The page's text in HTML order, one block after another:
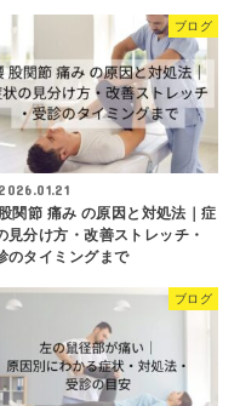
ブログ
2026.01.21
関節 痛み の原因と対処法｜症
見分け方・改善ストレッチ・
のタイミングまで
ブログ